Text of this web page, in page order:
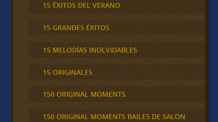
15 ÉXITOS DEL VERANO
15 GRANDES ÉXITOS
15 MELODÍAS INOLVIDABLES
15 ORIGINALES
150 ORIGINAL MOMENTS
150 ORIGINAL MOMENTS BAILES DE SALON